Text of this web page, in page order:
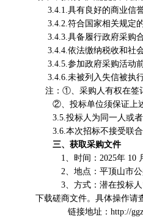
3.4.1.具有良好的商业信
3.4.2.符合国家相关规定
3.4.3.具备履行政府采购
3.4.4.依法缴纳税收和社
3.4.5.参加政府采购活动
3.4.6.未被列入失信被执
注： ①、 采购人有权在签
②、投标单位须保证上
3.5.投标人为同一人或
3.6.本次招标不接受联
三、获取采购文件
1、时间：2025年 10
2、地点：平顶山市
3、方式：潜在投标
下载磋商文件。具体操作请
链接地址： http://